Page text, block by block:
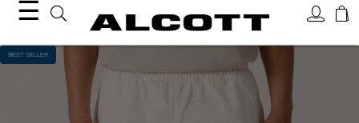
☰
BEST SELLER